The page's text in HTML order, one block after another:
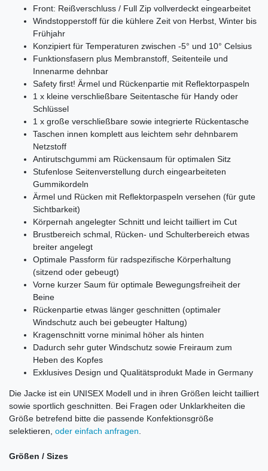
Front: Reißverschluss / Full Zip vollverdeckt eingearbeitet
Windstopperstoff für die kühlere Zeit von Herbst, Winter bis
Frühjahr
Konzipiert für Temperaturen zwischen -5° und 10° Celsius
Funktionsfasern plus Membranstoff, Seitenteile und
Innenarme dehnbar
Safety first! Ärmel und Rückenpartie mit Reflektorpaspeln
1 x kleine verschließbare Seitentasche für Handy oder
Schlüssel
1 x große verschließbare sowie integrierte Rückentasche
Taschen innen komplett aus leichtem sehr dehnbarem
Netzstoff
Antirutschgummi am Rückensaum für optimalen Sitz
Stufenlose Seitenverstellung durch eingearbeiteten
Gummikordeln
Ärmel und Rücken mit Reflektorpaspeln versehen (für gute
Sichtbarkeit)
Körpernah angelegter Schnitt und leicht tailliert im Cut
Brustbereich schmal, Rücken- und Schulterbereich etwas
breiter angelegt
Optimale Passform für radspezifische Körperhaltung
(sitzend oder gebeugt)
Vorne kurzer Saum für optimale Bewegungsfreiheit der
Beine
Rückenpartie etwas länger geschnitten (optimaler
Windschutz auch bei gebeugter Haltung)
Kragenschnitt vorne minimal höher als hinten
Dadurch sehr guter Windschutz sowie Freiraum zum
Heben des Kopfes
Exklusives Design und Qualitätsprodukt Made in Germany
Die Jacke ist ein UNISEX Modell und in ihren Größen leicht tailliert
sowie sportlich geschnitten. Bei Fragen oder Unklarkheiten die
Größe betrefend bitte die passende Konfektionsgröße
selektieren, oder einfach anfragen.
Größen / Sizes